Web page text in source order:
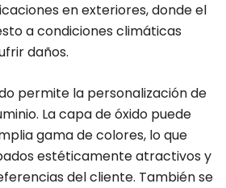
en exteriores, donde el
a condiciones climáticas
daños.
permite la personalización de
La capa de óxido puede
gama de colores, lo que
estéticamente atractivos y
del cliente. También se